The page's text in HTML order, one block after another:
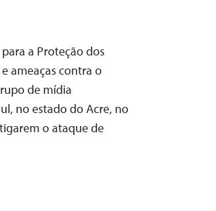
a Proteção dos
ameaças contra o
de mídia
no estado do Acre, no
o ataque de